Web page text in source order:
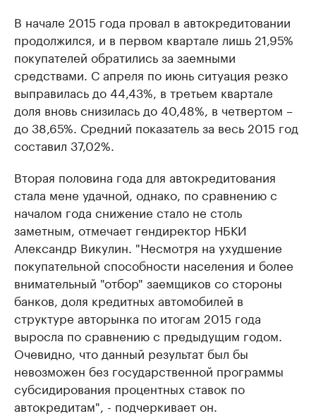
В начале 2015 года провал в автокредитовании
продолжился, и в первом квартале лишь 21,95%
покупателей обратились за заемными
средствами. С апреля по июнь ситуация резко
выправилась до 44,43%, в третьем квартале
доля вновь снизилась до 40,48%, в четвертом –
до 38,65%. Средний показатель за весь 2015 год
составил 37,02%.
Вторая половина года для автокредитования
стала мене удачной, однако, по сравнению с
началом года снижение стало не столь
заметным, отмечает гендиректор НБКИ
Александр Викулин. "Несмотря на ухудшение
покупательной способности населения и более
внимательный "отбор" заемщиков со стороны
банков, доля кредитных автомобилей в
структуре авторынка по итогам 2015 года
выросла по сравнению с предыдущим годом.
Очевидно, что данный результат был бы
невозможен без государственной программы
субсидирования процентных ставок по
автокредитам", - подчеркивает он.